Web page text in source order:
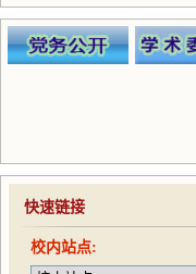
快速链接
校内站点: